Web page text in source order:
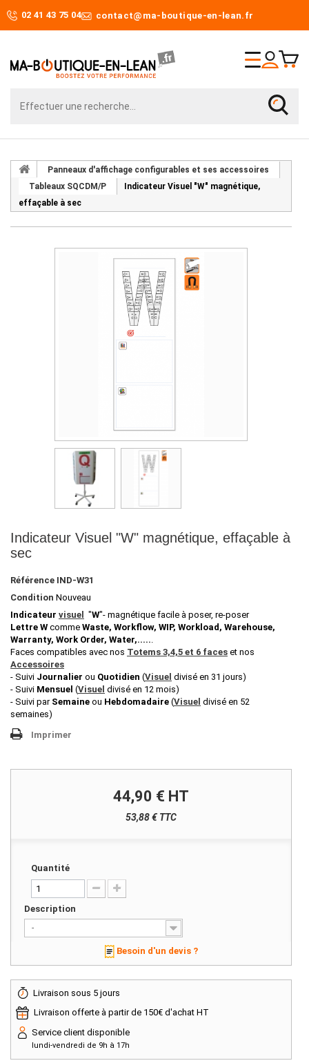
02 41 43 75 04 contact@ma-boutique-en-lean.fr
Panneaux d'affichage configurables et ses accessoires
Tableaux SQCDM/P
Indicateur Visuel "W" magnétique,
effaçable à sec
Indicateur Visuel "W" magnétique, effaçable à
sec
Référence IND-W31
Condition Nouveau
Indicateur visuel "W"- magnétique facile à poser, re-poser
Lettre W comme Waste, Workflow, WIP, Workload, Warehouse,
Warranty, Work Order, Water,......
Faces compatibles avec nos Totems 3,4,5 et 6 faces et nos
Accessoires
- Suivi Journalier ou Quotidien (Visuel divisé en 31 jours)
- Suivi Mensuel (Visuel divisé en 12 mois)
- Suivi par Semaine ou Hebdomadaire (Visuel divisé en 52
semaines)
Imprimer
44,90 € HT
53,88 € TTC
Quantité
Description
-
Besoin d'un devis ?
Livraison sous 5 jours
Livraison offerte à partir de 150€ d'achat HT
Service client disponible
lundi-vendredi de 9h à 17h